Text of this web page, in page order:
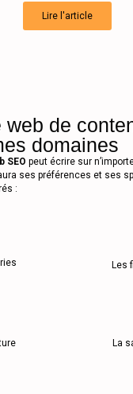
Lire l'article
web de
domaines
SEO peut écrire sur
ses préférences et ses
:
Les
La